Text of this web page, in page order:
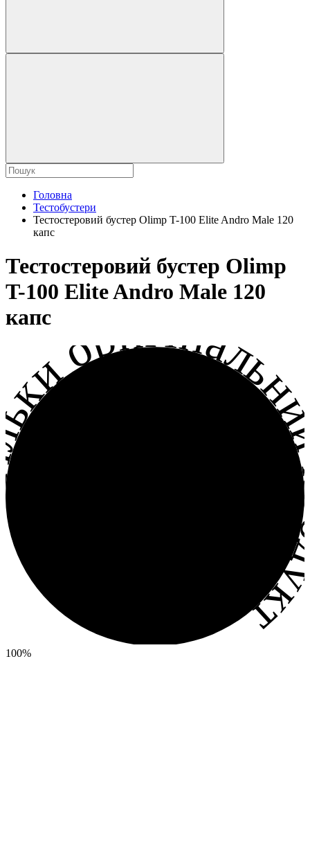
Головна
Тестобустери
Тестостеровий бустер Olimp T-100 Elite Andro Male 120
капс
Тестостеровий бустер Olimp
T-100 Elite Andro Male 120
капс
100%